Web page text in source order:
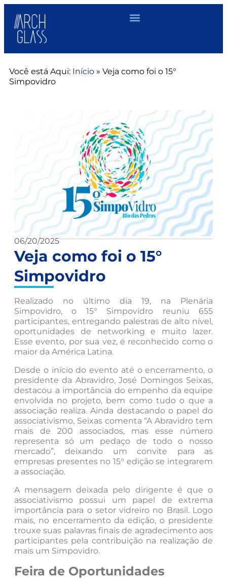
Você está Aqui: Início » Veja como foi o 15°
Simpovidro
06/20/2025
Veja como foi o 15°
Simpovidro
Realizado no último dia 19, na Plenária
Simpovidro, o 15° Simpovidro reuniu 655
participantes, entregando palestras de alto nível,
oportunidades de networking e muito lazer.
Esse evento, por sua vez, é reconhecido como o
maior da América Latina.
Desde o início do evento até o encerramento, o
presidente da Abravidro, José Domingos Seixas,
destacou a importância do empenho da equipe
envolvida no projeto, bem como tudo o que a
associação realiza. Ainda destacando o papel do
associativismo, Seixas comenta “A Abravidro tem
mais de 200 associados, mas esse número
representa só um pedaço de todo o nosso
mercado”, deixando um convite para as
empresas presentes no 15° edição se integrarem
a associação.
A mensagem deixada pelo dirigente é que o
associativismo possui um papel de extrema
importância para o setor vidreiro no Brasil. Logo
mais, no encerramento da edição, o presidente
trouxe suas palavras finais de agradecimento aos
participantes pela contribuição na realização de
mais um Simpovidro.
Feira de Oportunidades